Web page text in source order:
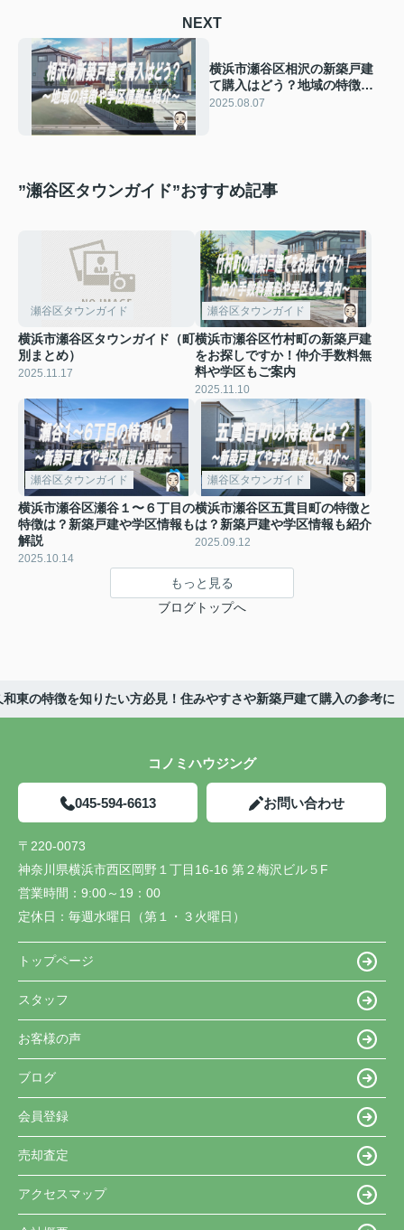
NEXT
横浜市瀬谷区相沢の新築戸建
て購入はどう？地域の特徴や
学区情報も紹介
2025.08.07
”瀬谷区タウンガイド”おすすめ記事
瀬谷区タウンガイド
横浜市瀬谷区タウンガイド（町
別まとめ）
2025.11.17
瀬谷区タウンガイド
横浜市瀬谷区竹村町の新築戸建
をお探しですか！仲介手数料無
料や学区もご案内
2025.11.10
瀬谷区タウンガイド
横浜市瀬谷区瀬谷１〜６丁目の
特徴は？新築戸建や学区情報も
解説
2025.10.14
瀬谷区タウンガイド
横浜市瀬谷区五貫目町の特徴と
は？新築戸建や学区情報も紹介
2025.09.12
もっと見る
ブログトップへ
東の特徴を知りたい方必見！住みやすさや新築戸建て購入の参考に
コノミハウジング
045-594-6613 お問い合わせ
〒220-0073
神奈川県横浜市西区岡野１丁目16-16 第２梅沢ビル５F
営業時間： 9:00～19：00
定休日： 毎週水曜日（第１・３火曜日）
トップページ
スタッフ
お客様の声
ブログ
会員登録
売却査定
アクセスマップ